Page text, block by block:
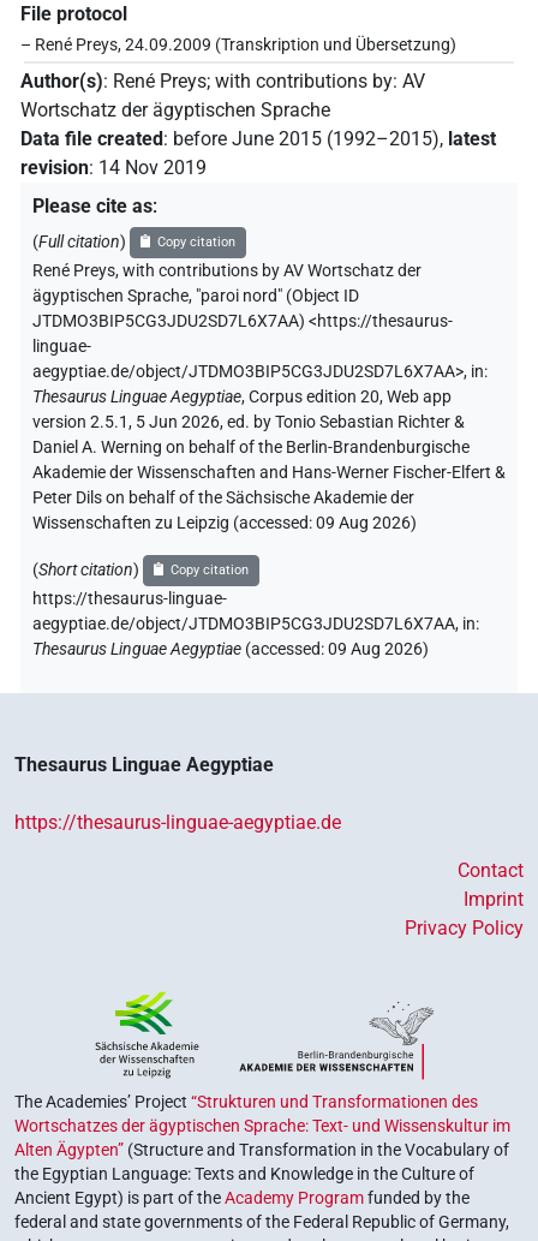
File protocol
– René Preys, 24.09.2009 (Transkription und Übersetzung)
Author(s): René Preys; with contributions by: AV
Wortschatz der ägyptischen Sprache
Data file created: before June 2015 (1992–2015), latest
revision: 14 Nov 2019
Please cite as:
(Full citation) Copy citation
René Preys,with contributions byAV Wortschatz der
ägyptischen Sprache, "paroi nord" (Object ID
JTDMO3BIP5CG3JDU2SD7L6X7AA) <https://thesaurus-
linguae-
aegyptiae.de/object/JTDMO3BIP5CG3JDU2SD7L6X7AA>, in:
Thesaurus Linguae Aegyptiae,Corpus edition 20, Web app
version 2.5.1, 5 Jun 2026, ed. by Tonio Sebastian Richter &
Daniel A. Werning on behalf of the Berlin-Brandenburgische
Akademie der Wissenschaften and Hans-Werner Fischer-Elfert &
Peter Dils on behalf of the Sächsische Akademie der
Wissenschaften zu Leipzig (accessed:09 Aug 2026)
(Short citation) Copy citation
https://thesaurus-linguae-
aegyptiae.de/object/JTDMO3BIP5CG3JDU2SD7L6X7AA, in:
Thesaurus Linguae Aegyptiae (accessed:09 Aug 2026)
Thesaurus Linguae Aegyptiae
https://thesaurus-linguae-aegyptiae.de
Contact
Imprint
Privacy Policy
The Academies’ Project “Strukturen und Transformationen des
Wortschatzes der ägyptischen Sprache: Text- und Wissenskultur im
Alten Ägypten” (Structure and Transformation in the Vocabulary of
the Egyptian Language: Texts and Knowledge in the Culture of
Ancient Egypt) is part of theAcademy Programfunded by the
federal and state governments of the Federal Republic of Germany,